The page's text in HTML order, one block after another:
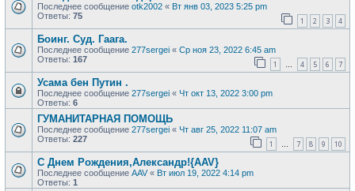
Последнее сообщение otk2002 « Вт янв 03, 2023 5:25 pm
Ответы: 75 1 2 3 4
Боинг. Суд. Гаага.
Последнее сообщение 277sergei « Ср ноя 23, 2022 6:45 am
Ответы: 167 1 … 4 5 6 7
Усама бен Путин .
Последнее сообщение 277sergei « Чт окт 13, 2022 3:00 pm
Ответы: 6
ГУМАНИТАРНАЯ ПОМОЩЬ
Последнее сообщение 277sergei « Чт авг 25, 2022 11:07 am
Ответы: 227 1 … 7 8 9 10
С Днем Рождения,Александр!{AAV}
Последнее сообщение AAV« Вт июл 19, 2022 4:14 pm
Ответы: 1